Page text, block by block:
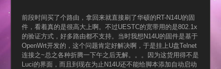
前段时间买了个路由，拿回来就直接刷了华硕的RT-N14U的固
件，看着真的是很高大上啊。不过UESTC的宽带用的是802.1x
的验证方式，好多路由都不支持。当时我想N14U的固件是基于
OpenWrt开发的，这个问题肯定好解决啊，于是挂上U盘Telnet
连接之~总之各种折腾一下午之后无解。。。因为这货用得不是
Luci的界面，而且到现在为止N14U还不能给脚本添加自动启动